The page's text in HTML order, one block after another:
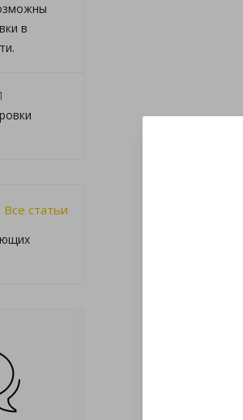
в
Все статьи